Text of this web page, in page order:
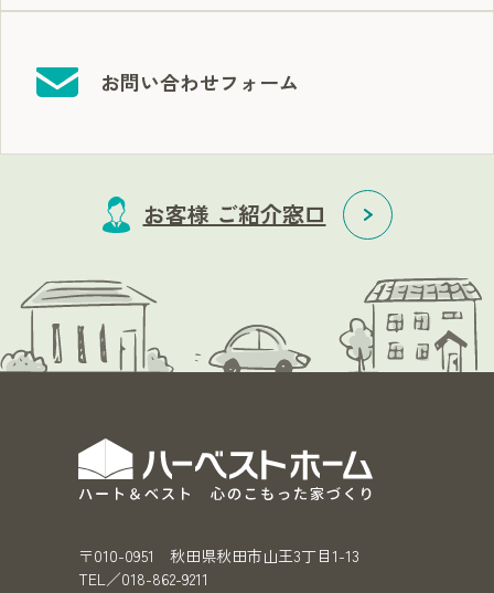
お問い合わせフォーム
お客様 ご紹介窓口
〒010-0951 秋田県秋田市山王3丁目1-13
TEL／018-862-9211